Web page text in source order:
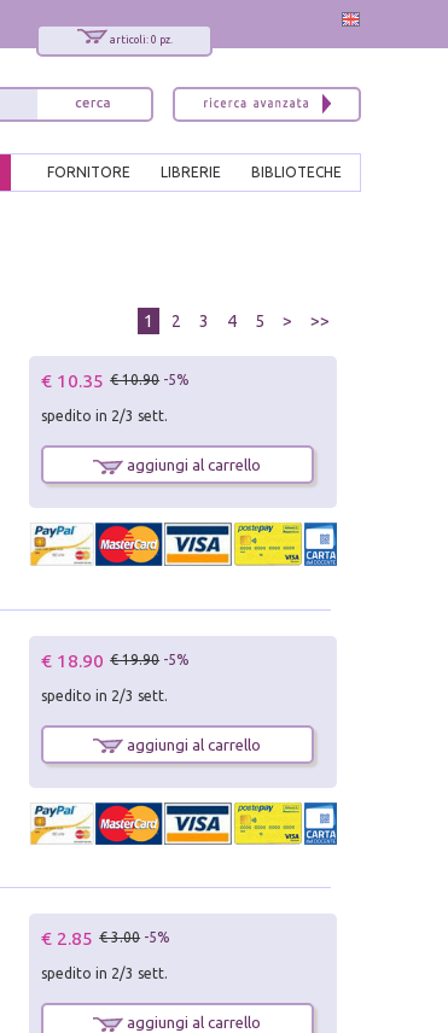
articoli: 0 pz.
BIBLIOTECHE
LIBRERIE
FORNITORE
1 2 3 4 5 > >>
€ 10.35 € 10.90 -5%
spedito in 2/3 sett.
aggiungi al carrello
€ 18.90 € 19.90 -5%
spedito in 2/3 sett.
aggiungi al carrello
€ 2.85 € 3.00 -5%
spedito in 2/3 sett.
aggiungi al carrello